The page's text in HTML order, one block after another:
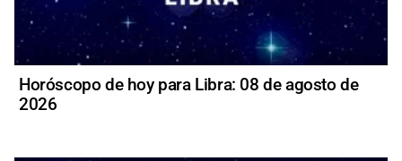
Horóscopo de hoy para Libra: 08 de agosto de
2026